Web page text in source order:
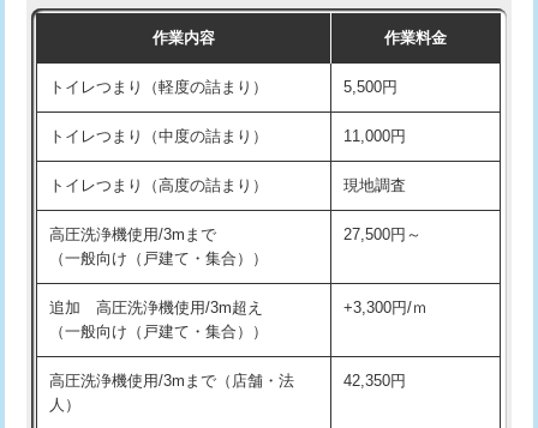
作業内容 作業料金
トイレつまり（軽度の詰まり） 5,500円
トイレつまり（中度の詰まり） 11,000円
トイレつまり（高度の詰まり） 現地調査
高圧洗浄機使用/3mまで
（一般向け（戸建て・集合））
27,500円～
追加 高圧洗浄機使用/3m超え
（一般向け（戸建て・集合））
+3,300円/ｍ
高圧洗浄機使用/3mまで（店舗・法
人）
42,350円